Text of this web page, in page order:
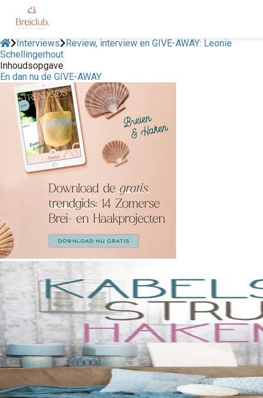
Interviews
Review, interview en GIVE-AWAY: Leonie
Schellingerhout
Inhoudsopgave
En dan nu de GIVE-AWAY